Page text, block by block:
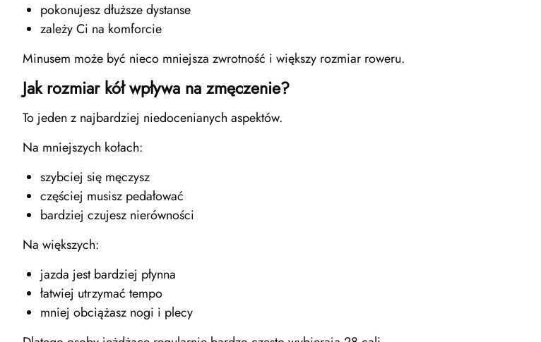
pokonujesz dłuższe dystanse
zależy Ci na komforcie
Minusem może być nieco mniejsza zwrotność i większy rozmiar roweru.
Jak rozmiar kół wpływa na zmęczenie?
To jeden z najbardziej niedocenianych aspektów.
Na mniejszych kołach:
szybciej się męczysz
częściej musisz pedałować
bardziej czujesz nierówności
Na większych:
jazda jest bardziej płynna
łatwiej utrzymać tempo
mniej obciążasz nogi i plecy